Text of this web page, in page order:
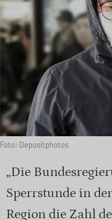
Foto: Depositphotos
„Die
Sperrstunde in
Region die Zahl